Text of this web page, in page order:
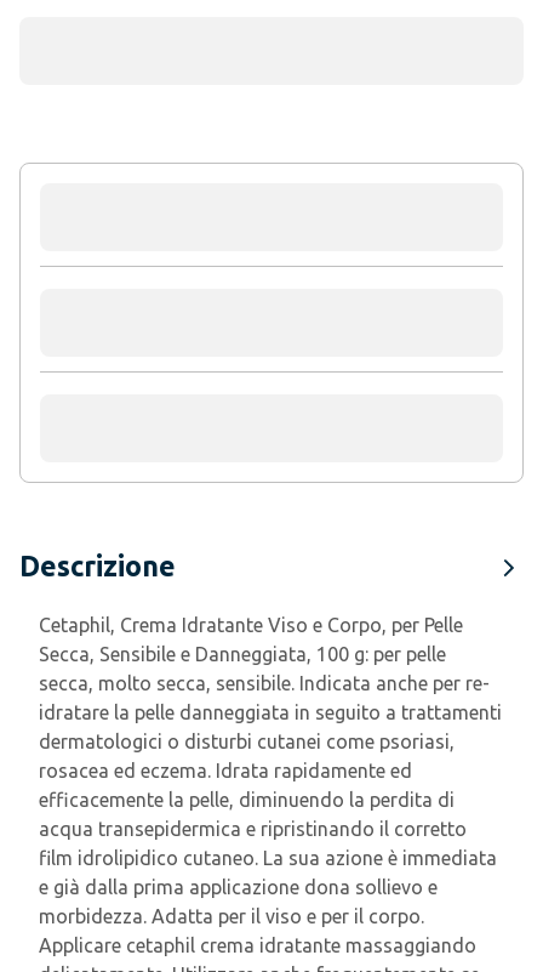
Descrizione
Cetaphil, Crema Idratante Viso e Corpo, per Pelle
Secca, Sensibile e Danneggiata, 100 g: per pelle
secca, molto secca, sensibile. Indicata anche per re-
idratare la pelle danneggiata in seguito a trattamenti
dermatologici o disturbi cutanei come psoriasi,
rosacea ed eczema. Idrata rapidamente ed
efficacemente la pelle, diminuendo la perdita di
acqua transepidermica e ripristinando il corretto
film idrolipidico cutaneo. La sua azione è immediata
e già dalla prima applicazione dona sollievo e
morbidezza. Adatta per il viso e per il corpo.
Applicare cetaphil crema idratante massaggiando